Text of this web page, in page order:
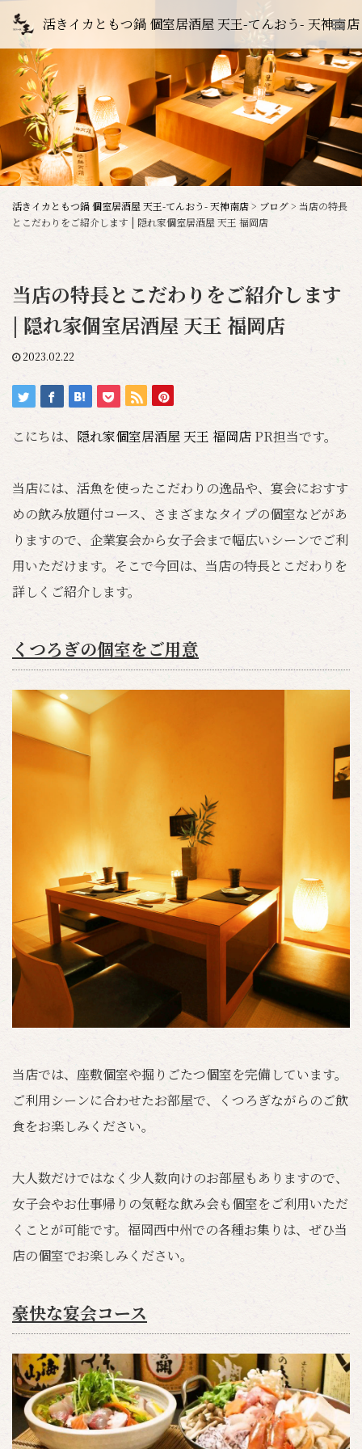
活きイカともつ鍋 個室居酒屋 天王-てんおう- 天神南店
活きイカともつ鍋 個室居酒屋 天王-てんおう- 天神南店> ブログ> 当店の特長
とこだわりをご紹介します | 隠れ家個室居酒屋 天王 福岡店
当店の特長とこだわりをご紹介します
| 隠れ家個室居酒屋 天王 福岡店
2023.02.22
こにちは、 隠れ家個室居酒屋 天王 福岡店 PR担当です。
当店には、活魚を使ったこだわりの逸品や、宴会におすす
めの飲み放題付コース、さまざまなタイプの個室などがあ
りますので、企業宴会から女子会まで幅広いシーンでご利
用いただけます。そこで今回は、当店の特長とこだわりを
詳しくご紹介します。
くつろぎの個室をご用意
当店では、座敷個室や掘りごたつ個室を完備しています。
ご利用シーンに合わせたお部屋で、くつろぎながらのご飲
食をお楽しみください。
大人数だけではなく少人数向けのお部屋もありますので、
女子会やお仕事帰りの気軽な飲み会も個室をご利用いただ
くことが可能です。福岡西中州での各種お集りは、ぜひ当
店の個室でお楽しみください。
豪快な宴会コース